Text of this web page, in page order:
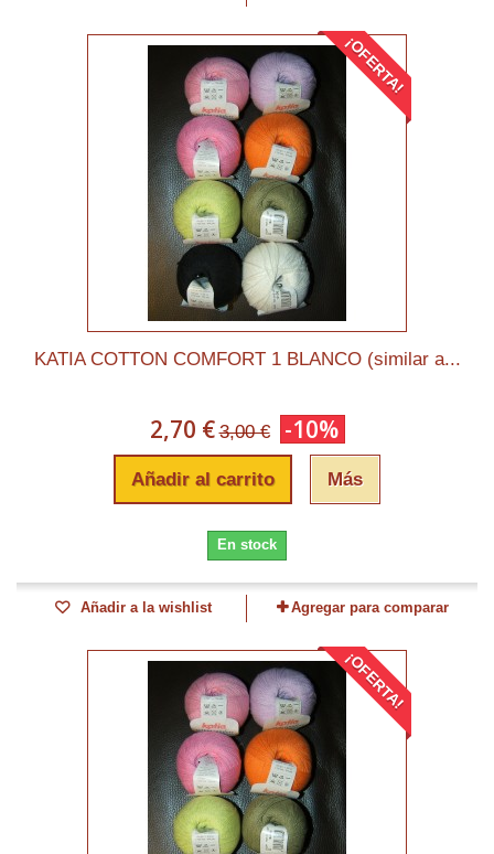
¡OFERTA!
KATIA COTTON COMFORT 1 BLANCO (similar a...
2,70 € 3,00 € -10%
Añadir al carrito Más
En stock
Añadir a la wishlist Agregar para comparar
¡OFERTA!